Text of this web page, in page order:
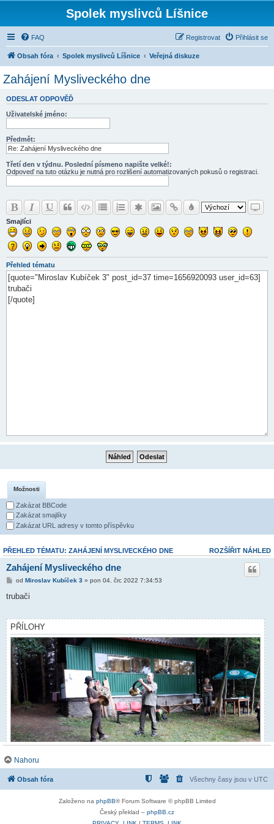
Spolek myslivců Líšnice
FAQ Přihlásit se
Registrovat
Obsah fóra Spolek myslivců Líšnice Veřejná diskuze
Zahájení Mysliveckého dne
ODESLAT ODPOVĚĎ
Uživatelské jméno:
Předmět:
Třetí den v týdnu. Poslední písmeno napište velké!:
Odpoveď na tuto otázku je nutná pro rozlišení automatizovaných pokusů o registraci.
Smajlíci
Přehled tématu
Možnosti
Zakázat BBCode
Zakázat smajlíky
Zakázat URL adresy v tomto příspěvku
ROZŠÍŘIT NÁHLED
PŘEHLED TÉMATU: ZAHÁJENÍ MYSLIVECKÉHO DNE
Zahájení Mysliveckého dne
od Miroslav Kubíček 3» pon 04. črc 2022 7:34:53
trubači
PŘÍLOHY
Screenshot_20220701-154221_Video Player.jpg (789.61 KiB)
Zobrazeno 3048 x
Nahoru
Obsah fóra Všechny časy jsou v UTC
Založeno na phpBB® Forum Software © phpBB Limited
Český překlad – phpBB.cz